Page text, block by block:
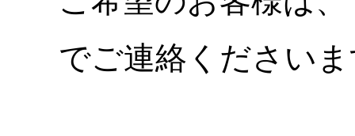
でご連絡ください